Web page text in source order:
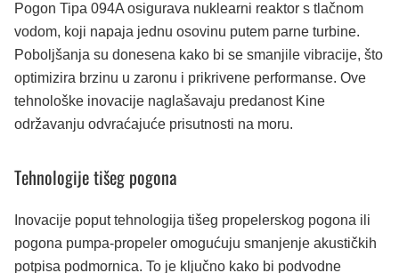
Pogon Tipa 094A osigurava nuklearni reaktor s tlačnom
vodom, koji napaja jednu osovinu putem parne turbine.
Poboljšanja su donesena kako bi se smanjile vibracije, što
optimizira brzinu u zaronu i prikrivene performanse. Ove
tehnološke inovacije naglašavaju predanost Kine
održavanju odvraćajuće prisutnosti na moru.
Tehnologije tišeg pogona
Inovacije poput tehnologija tišeg propelerskog pogona ili
pogona pumpa-propeler omogućuju smanjenje akustičkih
potpisa podmornica. To je ključno kako bi podvodne